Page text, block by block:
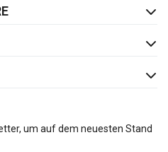
um auf dem neuesten Stand